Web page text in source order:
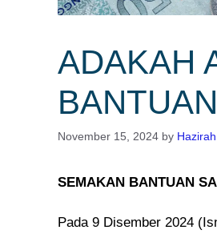
ADAKAH
November 15, 2024 by Hazirah
SEMAKAN BANTUAN
Pada 9 Disember 2024